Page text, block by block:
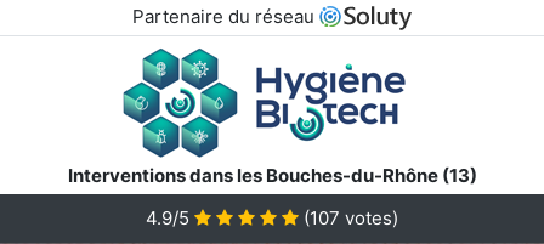
Partenaire du réseau
Interventions dans les Bouches-du-Rhône (13)
4.9/5
(107 votes)